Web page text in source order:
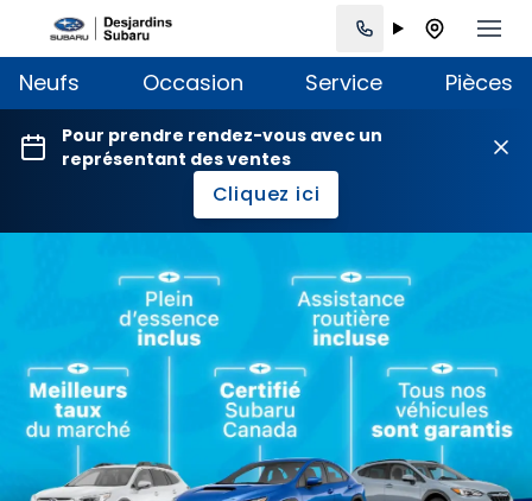
Neufs Occasion Service Pièces
Pour prendre rendez-vous avec un
représentant des ventes
Cliquez ici